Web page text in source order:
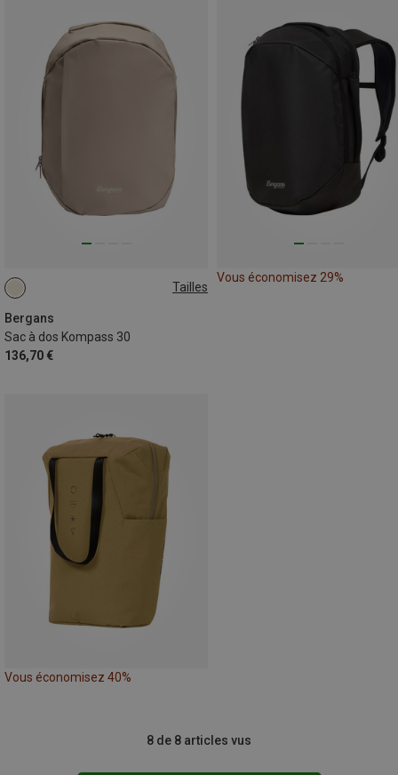
Tailles
Bergans
Sac à dos Kompass 30
136,70 €
30L
Vous économisez 29%
Vous économisez 40%
8 de 8 articles vus